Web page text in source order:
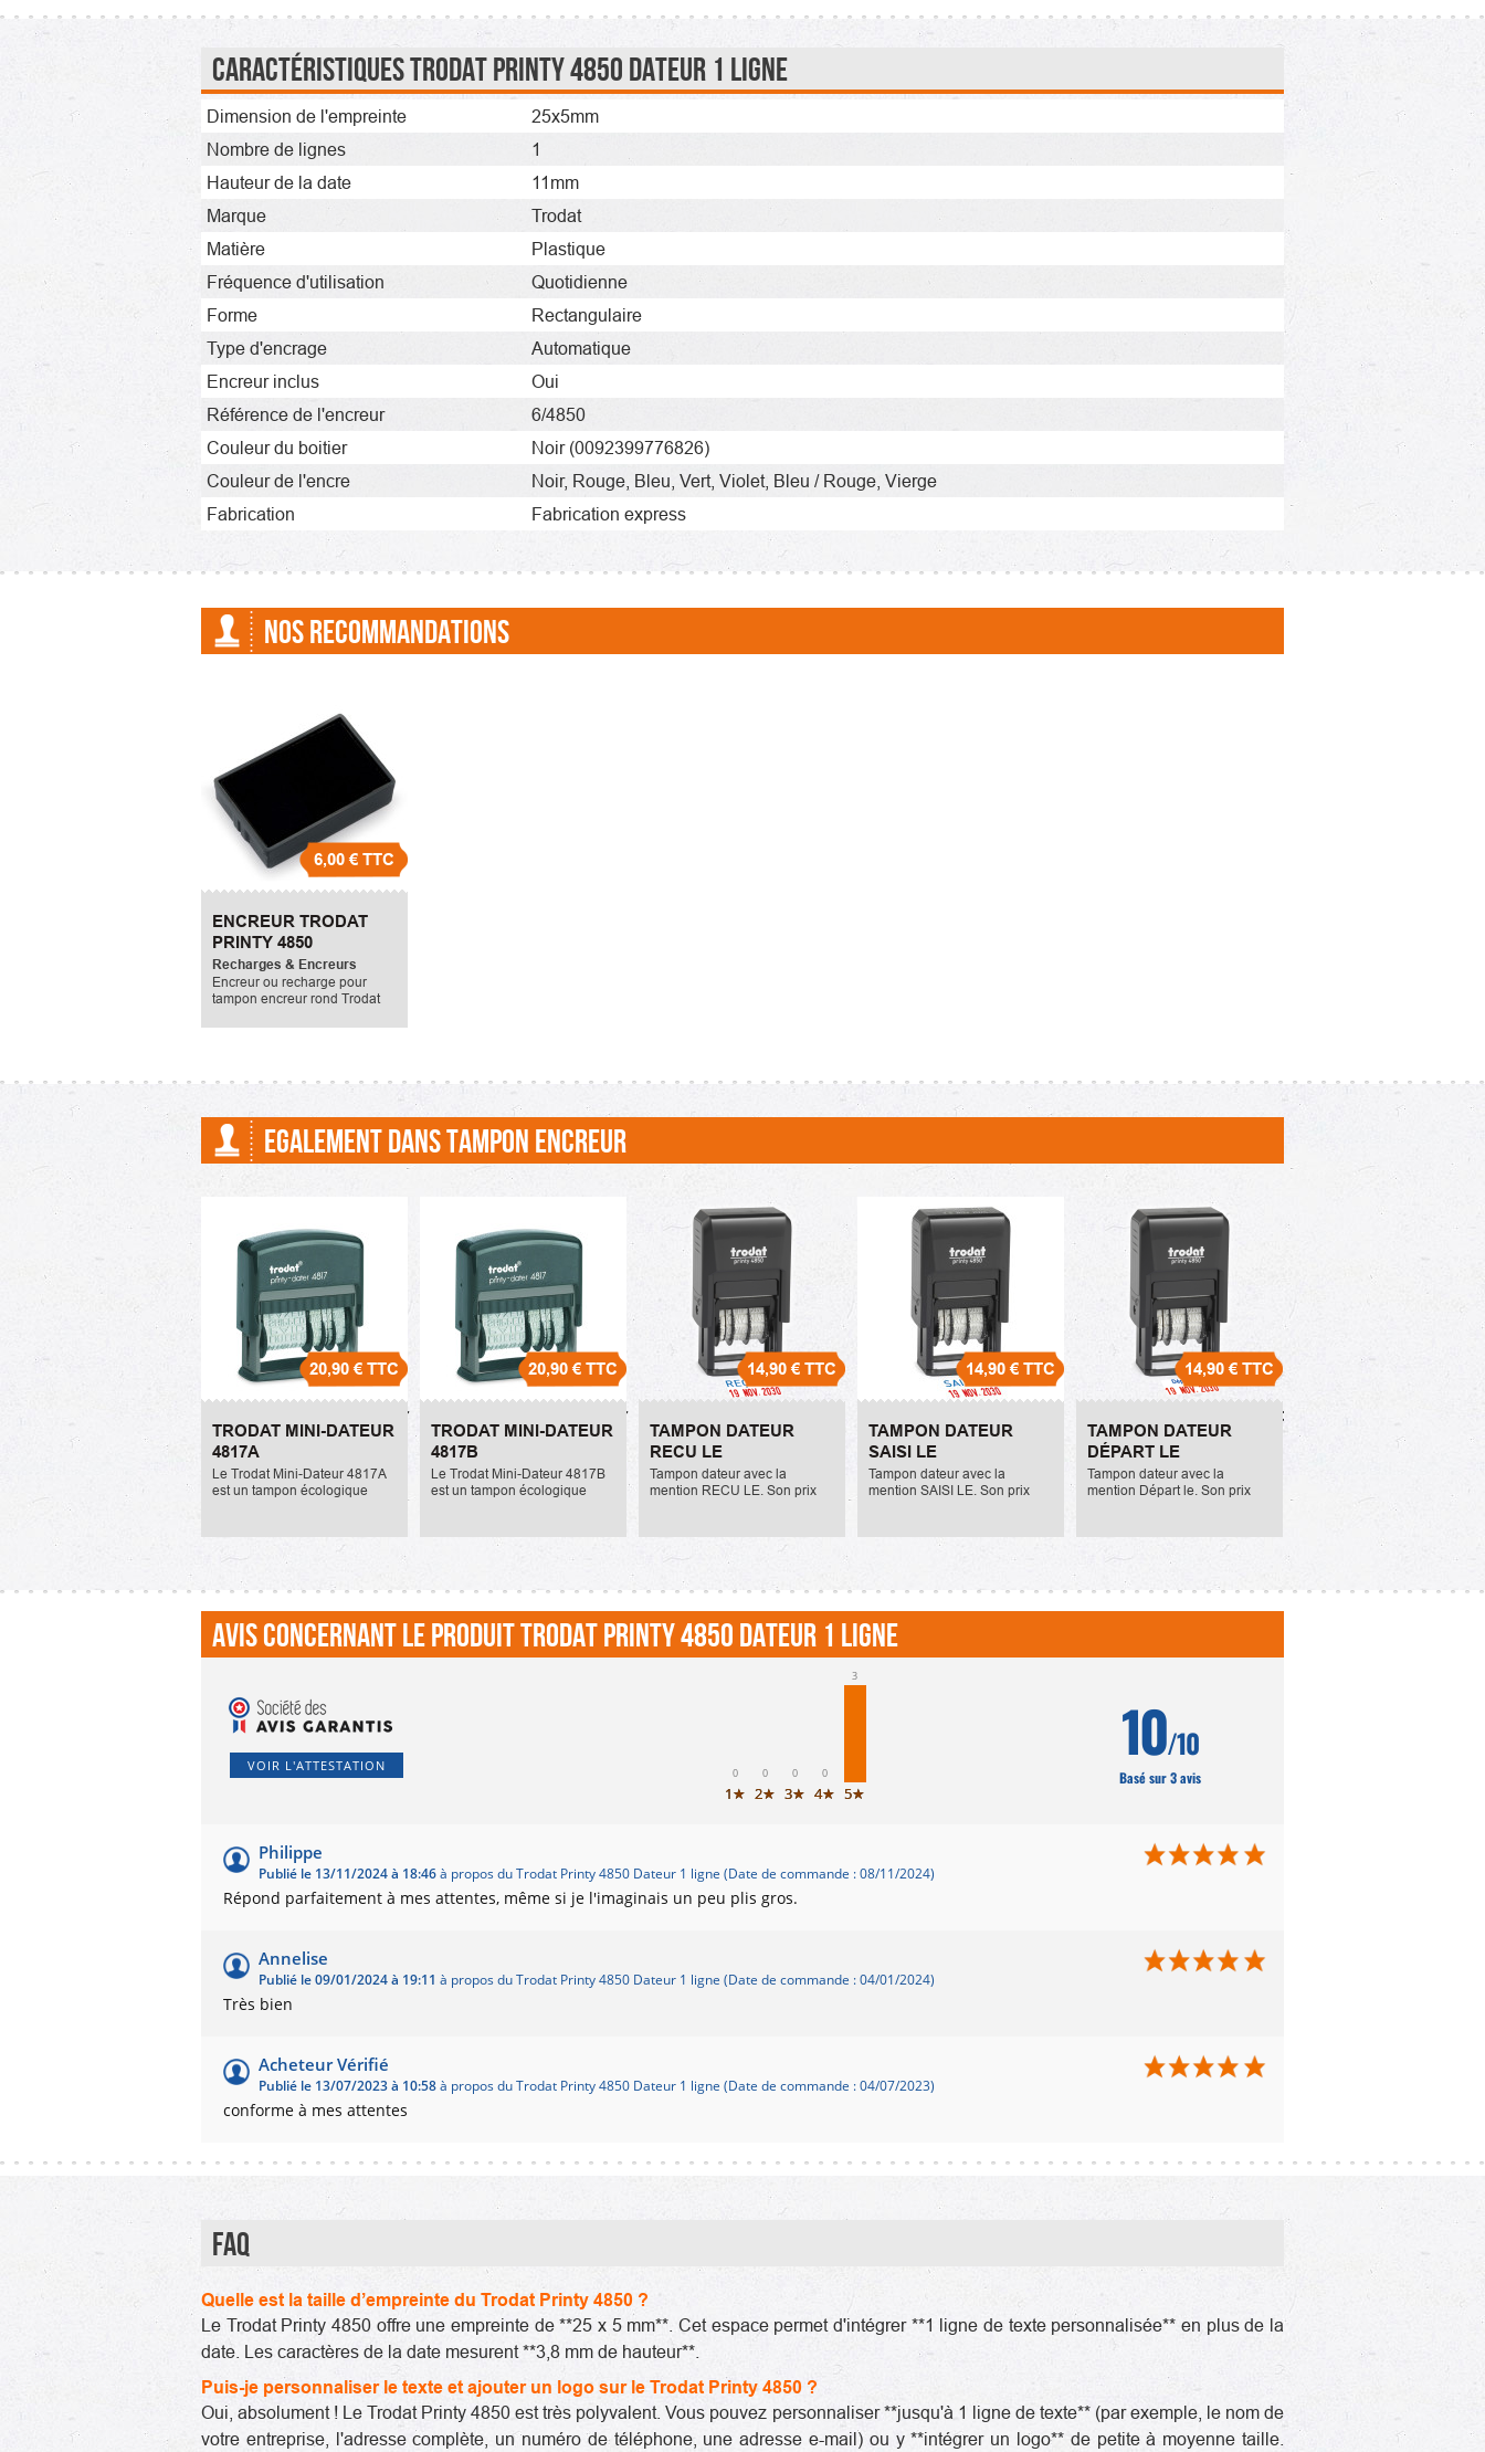
Caractéristiques Trodat Printy 4850 Dateur 1 ligne
Dimension de l'empreinte
25x5mm
Nombre de lignes
1
Hauteur de la date
11mm
Marque
Trodat
Matière
Plastique
Fréquence d'utilisation
Quotidienne
Forme
Rectangulaire
Type d'encrage
Automatique
Encreur inclus
Oui
Référence de l'encreur
6/4850
Couleur du boitier
Noir (0092399776826)
Couleur de l'encre
Noir, Rouge, Bleu, Vert, Violet, Bleu / Rouge, Vierge
Fabrication
Fabrication express
NOS RECOMMANDATIONS
6,00 €TTC
ENCREUR TRODAT
PRINTY 4850
Recharges & Encreurs
Encreur ou recharge pour
tampon encreur rond Trodat
EGALEMENT DANS TAMPON ENCREUR
20,90 €TTC
TRODAT MINI-DATEUR
4817A
Le Trodat Mini-Dateur 4817A
est un tampon écologique
permettant d'insérer une
Trodat Mini-Dateur
4817A
20,90 €
20,90 €TTC
TRODAT MINI-DATEUR
4817B
Le Trodat Mini-Dateur 4817B
est un tampon écologique
entier + date. Il ne permet pas
Trodat Mini-Dateur
4817B
20,90 €
14,90 €TTC
TAMPON DATEUR
RECU LE
Tampon dateur avec la
mention RECU LE. Son prix
LE
14,90 €
14,90 €TTC
TAMPON DATEUR
SAISI LE
Tampon dateur avec la
mention SAISI LE. Son prix
14,90 €
14,90 €TTC
TAMPON DATEUR
DÉPART LE
Tampon dateur avec la
mention Départ le. Son prix
Tampon Dateur Départ
14,90 €
Avis concernant le produit Trodat Printy 4850 Dateur 1 ligne
VOIR L'ATTESTATION 0
1★
0
2★
0
3★
0
4★
3
5★
10/10
Basé sur 3 avis
Philippe
Publié le 13/11/2024 à 18:46à propos du Trodat Printy 4850 Dateur 1 ligne (Date de commande : 08/11/2024)
Répond parfaitement à mes attentes, même si je l'imaginais un peu plis gros.
Annelise
Publié le 09/01/2024 à 19:11 à propos du Trodat Printy 4850 Dateur 1 ligne (Date de commande : 04/01/2024)
Très bien
Acheteur Vérifié
Publié le 13/07/2023 à 10:58à propos du Trodat Printy 4850 Dateur 1 ligne (Date de commande : 04/07/2023)
conforme à mes attentes
FAQ
Quelle est la taille d’empreinte du Trodat Printy 4850 ?
Le Trodat Printy 4850 offre une empreinte de **25 x 5 mm**. Cet espace permet d'intégrer **1 ligne de texte personnalisée** en plus de la
date. Les caractères de la date mesurent **3,8 mm de hauteur**.
Puis-je personnaliser le texte et ajouter un logo sur le Trodat Printy 4850 ?
Oui, absolument ! Le Trodat Printy 4850 est très polyvalent. Vous pouvez personnaliser **jusqu'à 1 ligne de texte** (par exemple, le nom de
votre entreprise, l'adresse complète, un numéro de téléphone, une adresse e-mail) ou y **intégrer un logo** de petite à moyenne taille.